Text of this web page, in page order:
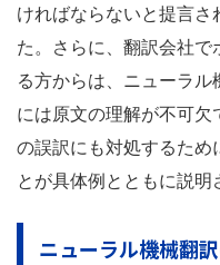
ければならないと提言さ
た。さらに、翻訳会社で
る方からは、ニューラ
には原文の理解が不可
の誤訳にも対処するため
とが具体例とともに説明
ニューラル機械翻